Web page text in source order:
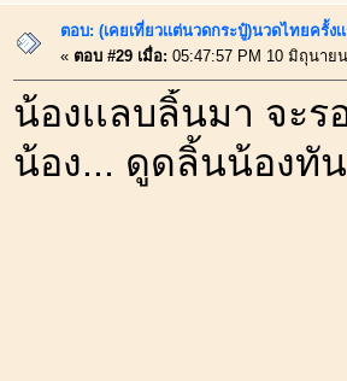
ตอบ: (เคยเที่ยวเเต่นวดกระปู๋)นวดไทยครั้ง
« ตอบ #29 เมื่อ: 05:47:57 PM 10 มิถุนาย
น้องเเลบลิ้นมา จะ
น้อง... ดูดลิ้นน้องทั